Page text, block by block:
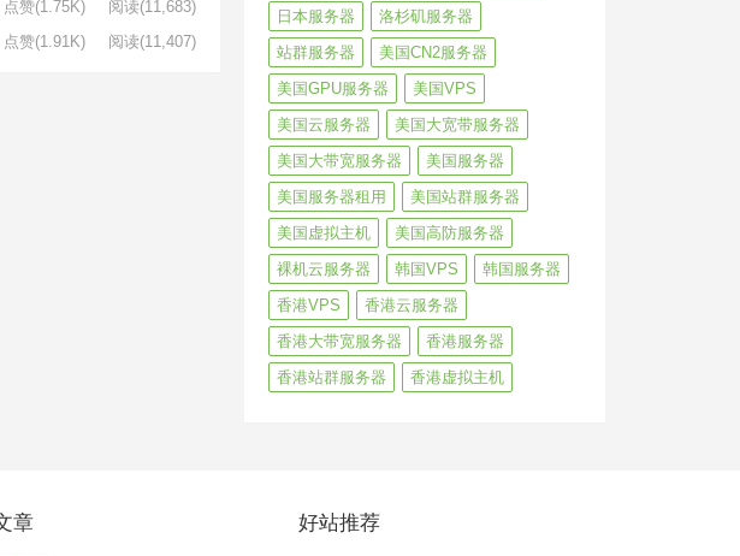
点赞(1.75K) 阅读(11,683)
点赞(1.91K) 阅读(11,407)
日本服务器
洛杉矶服务器
站群服务器
美国CN2服务器
美国GPU服务器
美国VPS
美国云服务器
美国大宽带服务器
美国大带宽服务器
美国服务器
美国服务器租用
美国站群服务器
美国虚拟主机
美国高防服务器
裸机云服务器
韩国VPS
韩国服务器
香港VPS
香港云服务器
香港大带宽服务器
香港服务器
香港站群服务器
香港虚拟主机
章 好站推荐